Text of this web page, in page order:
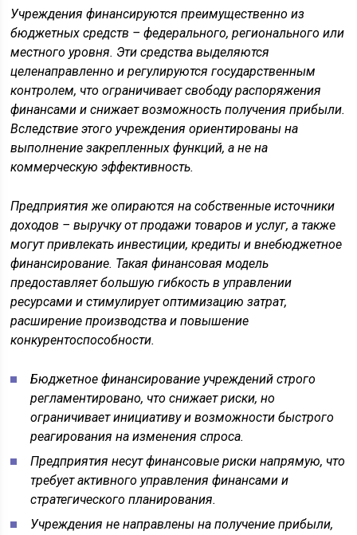
Учреждения финансируются преимущественно из
бюджетных средств – федерального, регионального или
местного уровня. Эти средства выделяются
целенаправленно и регулируются государственным
контролем, что ограничивает свободу распоряжения
финансами и снижает возможность получения прибыли.
Вследствие этого учреждения ориентированы на
выполнение закрепленных функций, а не на
коммерческую эффективность.
Предприятия же опираются на собственные источники
доходов – выручку от продажи товаров и услуг, а также
могут привлекать инвестиции, кредиты и внебюджетное
финансирование. Такая финансовая модель
предоставляет большую гибкость в управлении
ресурсами и стимулирует оптимизацию затрат,
расширение производства и повышение
конкурентоспособности.
Бюджетное финансирование учреждений строго
регламентировано, что снижает риски, но
ограничивает инициативу и возможности быстрого
реагирования на изменения спроса.
Предприятия несут финансовые риски напрямую, что
требует активного управления финансами и
стратегического планирования.
Учреждения не направлены на получение прибыли,